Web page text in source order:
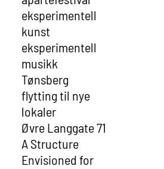
eksperimentell
kunst
eksperimentell
musikk
Tønsberg
flytting til nye
lokaler
Øvre Langgate 71
A Structure
Envisioned for